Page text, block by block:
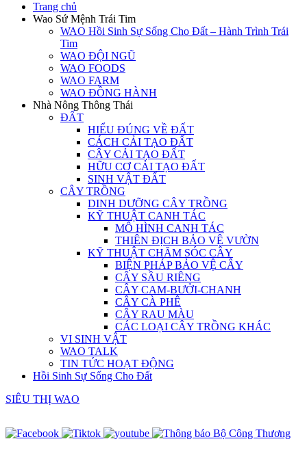
Trang chủ
Wao Sứ Mệnh Trái Tim
WAO Hồi Sinh Sự Sống Cho Đất – Hành Trình Trái
Tim
WAO ĐỘI NGŨ
WAO FOODS
WAO FARM
WAO ĐỒNG HÀNH
Nhà Nông Thông Thái
ĐẤT
HIỂU ĐÚNG VỀ ĐẤT
CÁCH CẢI TẠO ĐẤT
CÂY CẢI TẠO ĐẤT
HỮU CƠ CẢI TẠO ĐẤT
SINH VẬT ĐẤT
CÂY TRỒNG
DINH DƯỠNG CÂY TRỒNG
KỸ THUẬT CANH TÁC
MÔ HÌNH CANH TÁC
THIÊN ĐỊCH BẢO VỆ VƯỜN
KỸ THUẬT CHĂM SÓC CÂY
BIỆN PHÁP BẢO VỆ CÂY
CÂY SẦU RIÊNG
CÂY CAM-BƯỞI-CHANH
CÂY CÀ PHÊ
CÂY RAU MÀU
CÁC LOẠI CÂY TRỒNG KHÁC
VI SINH VẬT
WAO TALK
TIN TỨC HOẠT ĐỘNG
Hồi Sinh Sự Sống Cho Đất
SIÊU THỊ WAO